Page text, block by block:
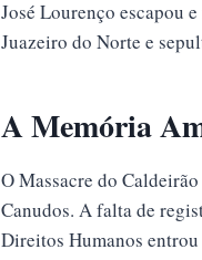
José Lourenço escapou
Juazeiro do Norte e
A Memória
O Massacre do
Canudos. A falta de
Direitos Humanos